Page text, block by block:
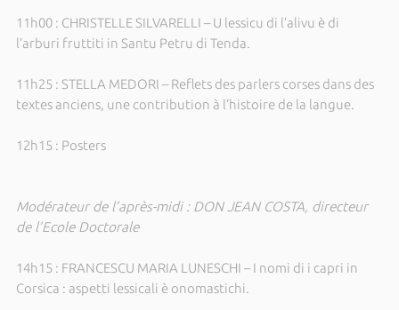
11h00 : CHRISTELLE SILVARELLI – U lessicu di l’alivu è di
l’arburi fruttiti in Santu Petru di Tenda.
11h25 : STELLA MEDORI – Reflets des parlers corses dans des
textes anciens, une contribution à l’histoire de la langue.
12h15 : Posters
Modérateur de l’après-midi : DON JEAN COSTA, directeur
de l’Ecole Doctorale
14h15 : FRANCESCU MARIA LUNESCHI – I nomi di i capri in
Corsica : aspetti lessicali è onomastichi.